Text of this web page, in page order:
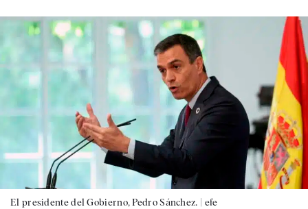
El presidente del Gobierno, Pedro Sánchez. | efe